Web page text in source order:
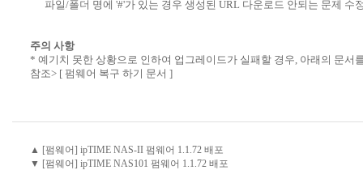
파일/폴더 명에 '#'가 있는 경우 생성된 URL 다운로드 안되는 문제 수
주의 사항
* 예기치 못한 상황으로 인하여 업그레이드가 실패할 경우, 아래의 문서
참조> [ 펌웨어 복구 하기 문서 ]
▲ [펌웨어] ipTIME NAS-II 펌웨어 1.1.72 배포
▼ [펌웨어] ipTIME NAS101 펌웨어 1.1.72 배포